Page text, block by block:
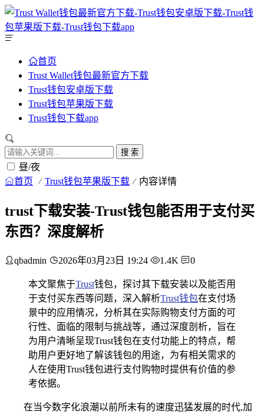
首页
Trust Wallet钱包最新官方下载
Trust钱包安卓版下载
Trust钱包苹果版下载
Trust钱包下载app
搜 索
昼/夜
首页 Trust钱包苹果版下载 内容详情
trust下载安装-Trust钱包能否用于支付买
东西？深度解析
qbadmin 2026年03月23日 19:24 1.4K 0
本文聚焦于Trust钱包，探讨其下载安装以及能否用
于支付买东西等问题，深入解析Trust钱包在支付场
景中的应用情况，分析其在实际购物支付方面的可
行性、面临的限制与挑战等，通过深度剖析，旨在
为用户清晰呈现Trust钱包在支付功能上的特点，帮
助用户更好地了解该钱包的用途，为有相关需求的
人在使用Trust钱包进行支付购物时提供有价值的参
考依据。
在当今数字化浪潮以前所未有的速度迅猛发展的时代,加